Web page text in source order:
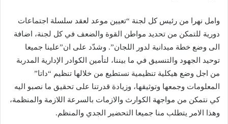
وامل نهرا من رئيس كل لجنة “تعيين موعد لعقد سلسلة اجتماعات
دورية للتمكن من تحديد مواطن القوة والضعف في كل لجنة، اضافة
الى وضع خطة ميدانية لدور اللجان”. وشدّد على ان”علينا جميعا
توحيد الجهود والتنسيق في ما بيننا، لتأمين الكوادر الإدارية المدربة
من اجل وضع هيكلية تنظيمية نستطيع من خلالها تنظيم “داتا”
المعلومات وجمعها وتوثيقها، وزيادة قدرتنا على تحقيق ما نصبو اليه
كي نتمكن من مواجهة الكوارث والازمات بالسرعة اللازمة والمنظمة،
وهذا الامر يتطلب منا جميعا التحضير الجدي والمنظم.